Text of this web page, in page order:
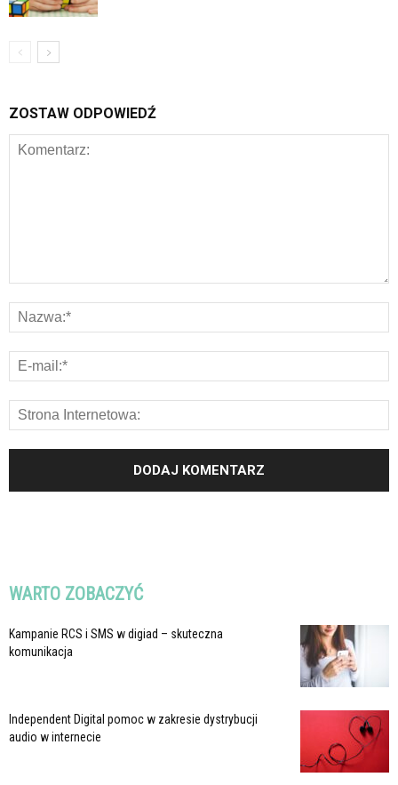
ZOSTAW ODPOWIEDŹ
WARTO ZOBACZYĆ
Kampanie RCS i SMS w digiad – skuteczna
komunikacja
Independent Digital pomoc w zakresie dystrybucji
audio w internecie